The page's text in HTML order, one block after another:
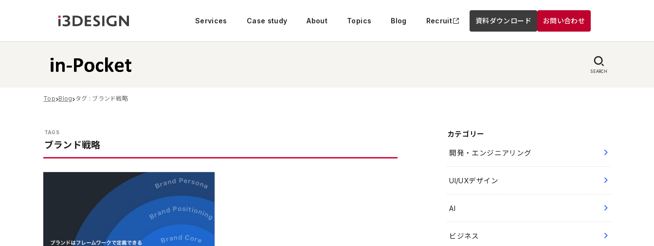
Services Case study About Topics Blog Recruit 資料ダウンロード お問い合わせ
SEARCH
Top Blog タグ : ブランド戦略
ブランド戦略
カテゴリー
開発・エンジニアリング
UI/UXデザイン
AI
ビジネス